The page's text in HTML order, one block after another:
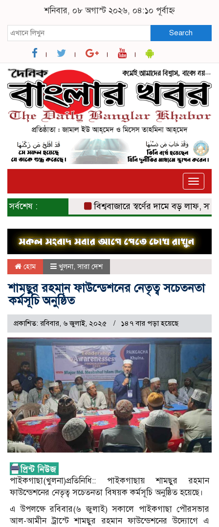
শনিবার, ০৮ অগাস্ট ২০২৬, ০৪:১০ পূর্বাহ্ন
Search
Toggle
সর্বশেষ : বিশ্ববাজারে স্বর্ণের দামে বড় লাফ, সাত
হোম খুলনা,সারা দেশ
শামছুর রহমান ফাউন্ডেশনের নেতৃত্ব সচেতনতা
কর্মসূচি অনুষ্ঠিত
প্রকাশিত: রবিবার, ৬ জুলাই, ২০২৫ ১৪৭ বার পড়া হয়েছে
পাইকগাছা(খুলনা)প্রতিনিধি:: পাইকগাছায় শামছুর রহমান
ফাউন্ডেশনের নেতৃত্ব সচেতনতা বিষয়ক কর্মসূচি অনুষ্ঠিত হয়েছে।
এ উপলক্ষে রবিবার(৬ জুলাই) সকালে পাইকগাছা পৌরসভার
আল-আমীন ট্রাস্টে শামছুর রহমান ফাউন্ডেশনের উদ্যোগে এ